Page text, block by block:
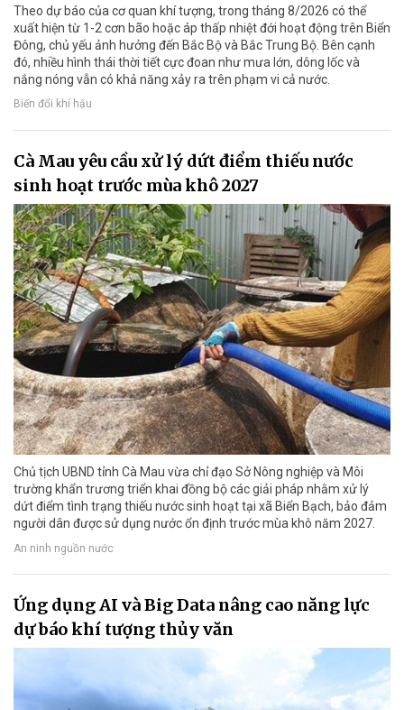
Theo dự báo của cơ quan khí tượng, trong tháng 8/2026 có thể
xuất hiện từ 1-2 cơn bão hoặc áp thấp nhiệt đới hoạt động trên Biển
Đông, chủ yếu ảnh hưởng đến Bắc Bộ và Bắc Trung Bộ. Bên cạnh
đó, nhiều hình thái thời tiết cực đoan như mưa lớn, dông lốc và
nắng nóng vẫn có khả năng xảy ra trên phạm vi cả nước.
Biến đổi khí hậu
Cà Mau yêu cầu xử lý dứt điểm thiếu nước
sinh hoạt trước mùa khô 2027
Chủ tịch UBND tỉnh Cà Mau vừa chỉ đạo Sở Nông nghiệp và Môi
trường khẩn trương triển khai đồng bộ các giải pháp nhằm xử lý
dứt điểm tình trạng thiếu nước sinh hoạt tại xã Biển Bạch, bảo đảm
người dân được sử dụng nước ổn định trước mùa khô năm 2027.
An ninh nguồn nước
Ứng dụng AI và Big Data nâng cao năng lực
dự báo khí tượng thủy văn